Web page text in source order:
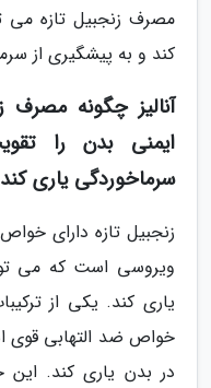
مصرف زنجبیل تازه می
کند و به پیشگیری از
آنالیز چگونه مصرف
ایمنی بدن را
سرماخوردگی یاری کند
زنجبیل تازه دارای
ویروسی است که می
یاری کند. یکی از
خواص ضد التهابی قوی
در بدن یاری کند.